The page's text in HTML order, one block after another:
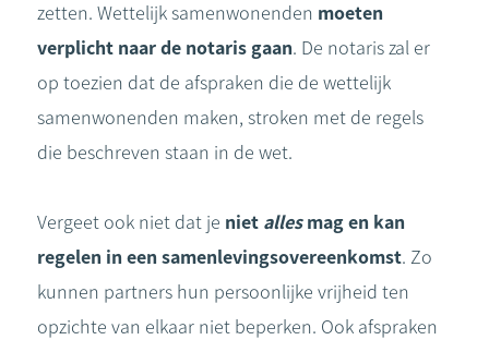
zetten. Wettelijk samenwonenden moeten
verplicht naar de notaris gaan. De notaris zal er
op toezien dat de afspraken die de wettelijk
samenwonenden maken, stroken met de regels
die beschreven staan in de wet.
Vergeet ook niet dat je niet allesmag en kan
regelen in een samenlevingsovereenkomst. Zo
kunnen partners hun persoonlijke vrijheid ten
opzichte van elkaar niet beperken. Ook afspraken